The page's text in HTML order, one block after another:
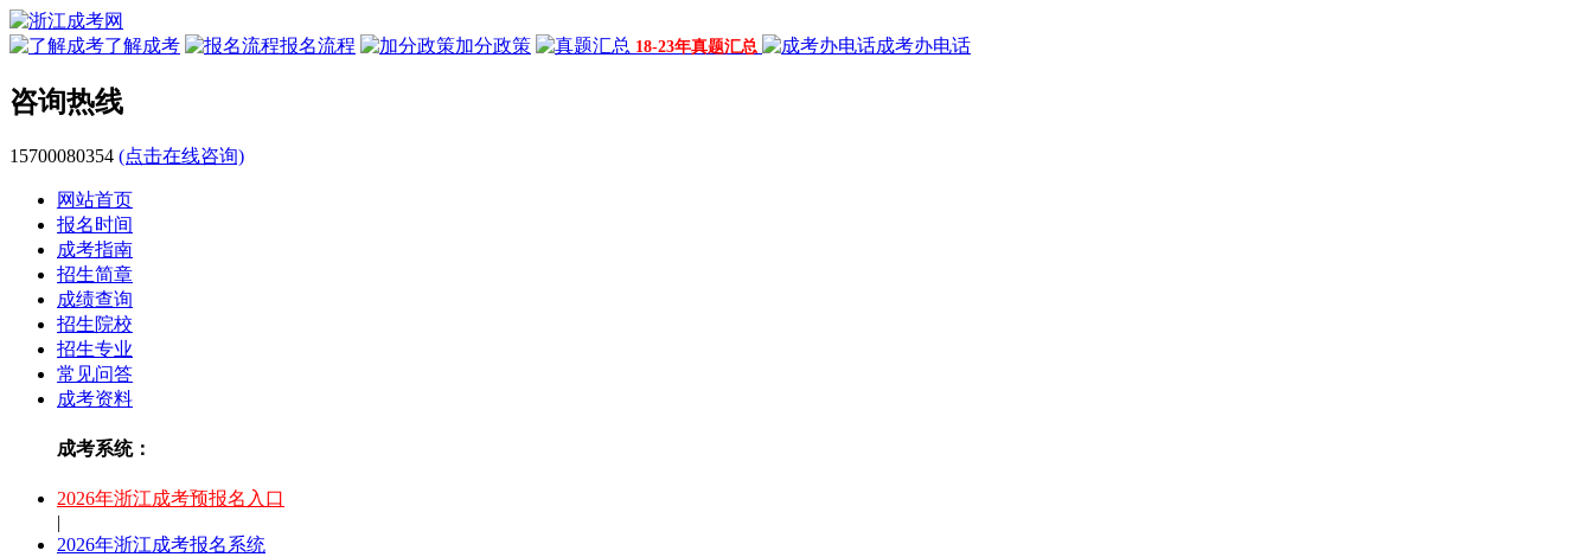
了解成考 报名流程 加分政策 18-23年真题汇总 成考办电话
咨询热线
15700080354 (点击在线咨询)
网站首页
报名时间
成考指南
招生简章
成绩查询
招生院校
招生专业
常见问答
成考资料
成考系统：
2026年浙江成考预报名入口
|
2026年浙江成考报名系统